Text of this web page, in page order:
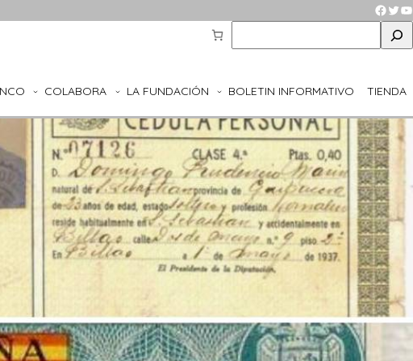
e
r
h
COLABORA LA FUNDACIÓN BOLETIN INFORMATIVO TIENDA